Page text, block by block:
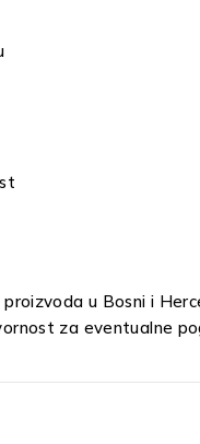
u Bosni i
za eventualne